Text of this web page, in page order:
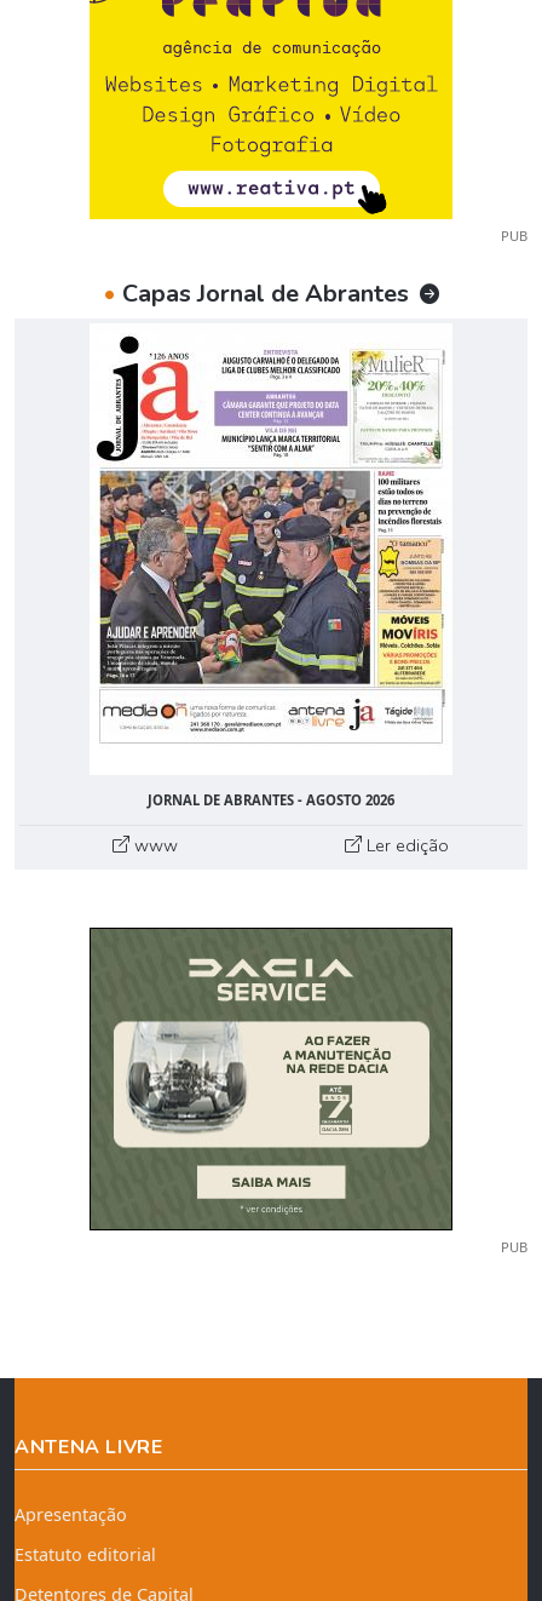
PUB
• Capas Jornal de Abrantes
JORNAL DE ABRANTES - AGOSTO 2026
www Ler edição
PUB
ANTENA LIVRE
Apresentação
Estatuto editorial
Detentores de Capital